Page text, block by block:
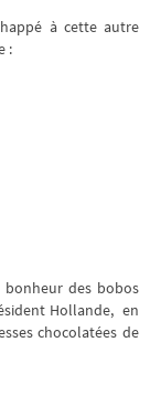
à cette autre
:
des bobos
Hollande, en
chocolatées de